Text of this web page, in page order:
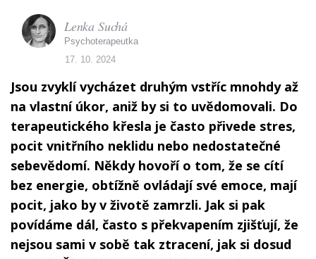
Jsou zvyklí vycházet druhým vstříc mnohdy až
na vlastní úkor, aniž by si to uvědomovali. Do
terapeutického křesla je často přivede stres,
pocit vnitřního neklidu nebo nedostatečné
sebevědomí. Někdy hovoří o tom, že se cítí
bez energie, obtížně ovládají své emoce, mají
pocit, jako by v životě zamrzli. Jak si pak
povídáme dál, často s překvapením zjišťují, že
nejsou sami v sobě tak ztracení, jak si dosud
Lenka Suchá
Psychoterapeutka
17. 10. 2024